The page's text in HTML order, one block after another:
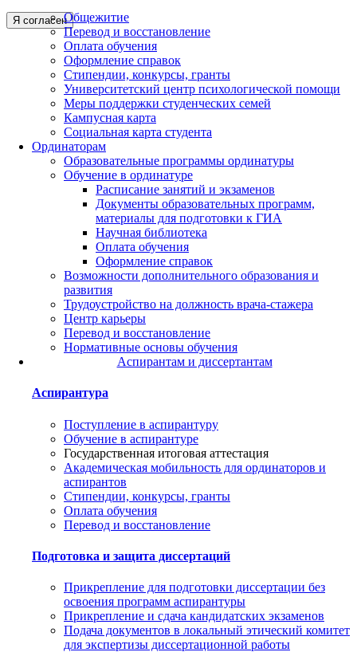
Общежитие
Перевод и восстановление
Оплата обучения
Оформление справок
Стипендии, конкурсы, гранты
Университетский центр психологической помощи
Меры поддержки студенческих семей
Кампусная карта
Социальная карта студента
Ординаторам
Образовательные программы ординатуры
Обучение в ординатуре
Расписание занятий и экзаменов
Документы образовательных программ,
материалы для подготовки к ГИА
Научная библиотека
Оплата обучения
Оформление справок
Возможности дополнительного образования и
развития
Трудоустройство на должность врача-стажера
Центр карьеры
Перевод и восстановление
Нормативные основы обучения
Аспирантам и диссертантам
Аспирантура
Поступление в аспирантуру
Обучение в аспирантуре
Государственная итоговая аттестация
Академическая мобильность для ординаторов и
аспирантов
Стипендии, конкурсы, гранты
Оплата обучения
Перевод и восстановление
Подготовка и защита диссертаций
Прикрепление для подготовки диссертации без
освоения программ аспирантуры
Прикрепление и сдача кандидатских экзаменов
Подача документов в локальный этический комитет
для экспертизы диссертационной работы
Я согласен